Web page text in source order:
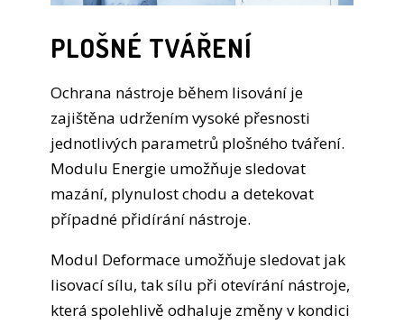
PLOŠNÉ TVÁŘENÍ
Ochrana nástroje během lisování je
zajištěna udržením vysoké přesnosti
jednotlivých parametrů plošného tváření.
Modulu Energie umožňuje sledovat
mazání, plynulost chodu a detekovat
případné přidírání nástroje.
Modul Deformace umožňuje sledovat jak
lisovací sílu, tak sílu při otevírání nástroje,
která spolehlivě odhaluje změny v kondici